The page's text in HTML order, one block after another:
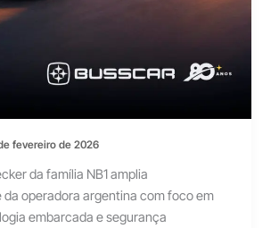
fevereiro de 2026
da família NB1 amplia
operadora argentina com foco em
embarcada e segurança